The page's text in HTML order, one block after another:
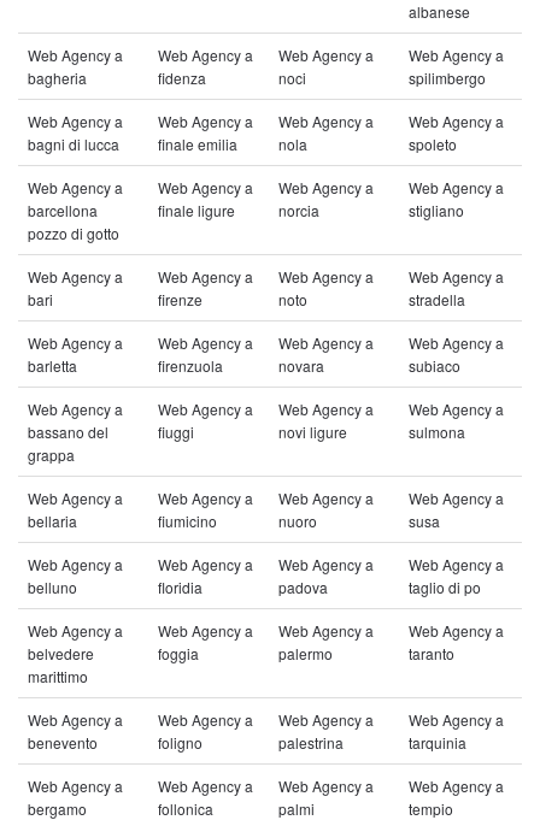
albanese
Web Agency a
bagheria
Web Agency a
fidenza
Web Agency a
noci
Web Agency a
spilimbergo
Web Agency a
bagni di lucca
Web Agency a
finale emilia
Web Agency a
nola
Web Agency a
spoleto
Web Agency a
barcellona
pozzo di gotto
Web Agency a
finale ligure
Web Agency a
norcia
Web Agency a
stigliano
Web Agency a
bari
Web Agency a
firenze
Web Agency a
noto
Web Agency a
stradella
Web Agency a
barletta
Web Agency a
firenzuola
Web Agency a
novara
Web Agency a
subiaco
Web Agency a
bassano del
grappa
Web Agency a
fiuggi
Web Agency a
novi ligure
Web Agency a
sulmona
Web Agency a
bellaria
Web Agency a
fiumicino
Web Agency a
nuoro
Web Agency a
susa
Web Agency a
belluno
Web Agency a
floridia
Web Agency a
padova
Web Agency a
taglio di po
Web Agency a
belvedere
marittimo
Web Agency a
foggia
Web Agency a
palermo
Web Agency a
taranto
Web Agency a
benevento
Web Agency a
foligno
Web Agency a
palestrina
Web Agency a
tarquinia
Web Agency a
bergamo
Web Agency a
follonica
Web Agency a
palmi
Web Agency a
tempio